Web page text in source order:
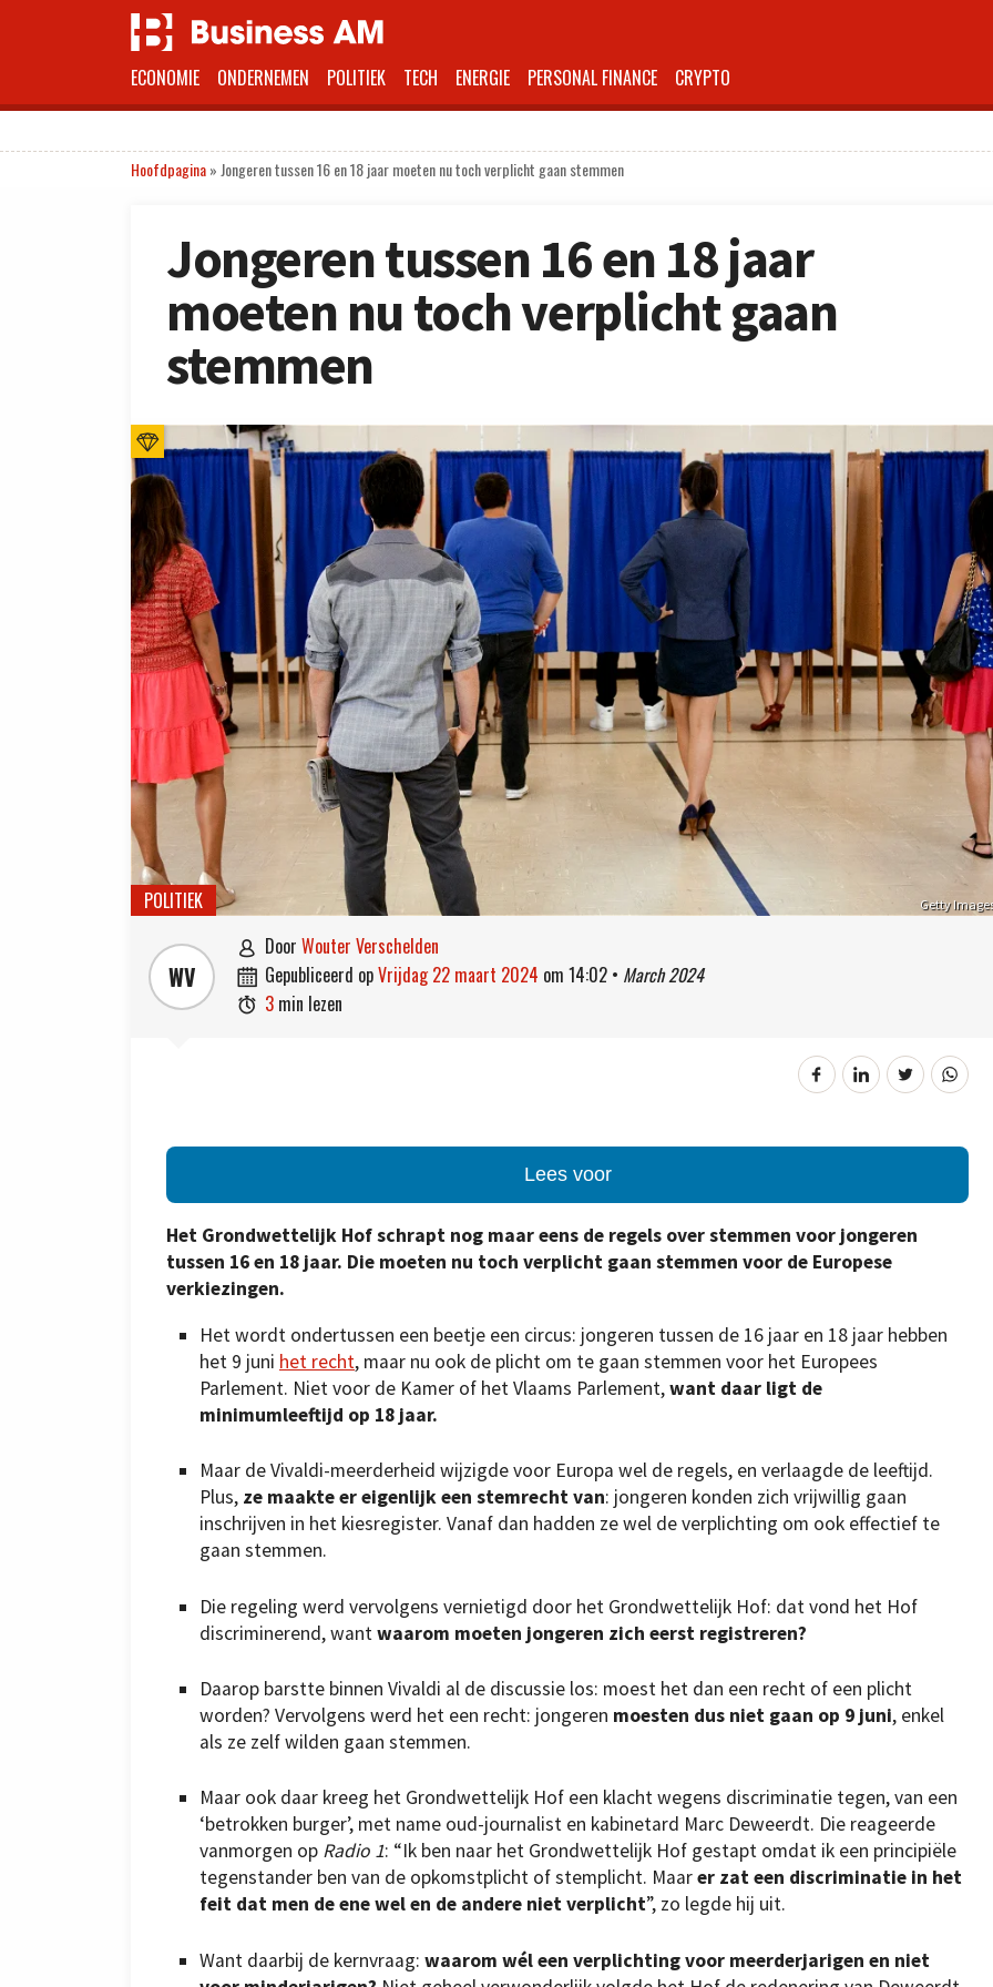
ECONOMIE ONDERNEMEN POLITIEK TECH ENERGIE PERSONAL FINANCE CRYPTO
Hoofdpagina» Jongeren tussen 16 en 18 jaar moeten nu toch verplicht gaan stemmen
Jongeren tussen 16 en 18 jaar
moeten nu toch verplicht gaan
stemmen
Getty
POLITIEK
WV
 door Wouter Verschelden
 gepubliceerd op vrijdag 22 maart 2024 om 14:02 • March 2024
 3 min lezen
Lees voor
Het Grondwettelijk Hof schrapt nog maar eens de regels over stemmen voor jongeren
tussen 16 en 18 jaar. Die moeten nu toch verplicht gaan stemmen voor de Europese
verkiezingen.
Het wordt ondertussen een beetje een circus: jongeren tussen de 16 jaar en 18 jaar hebben
het 9 juni het recht, maar nu ook de plicht om te gaan stemmen voor het Europees
Parlement. Niet voor de Kamer of het Vlaams Parlement,want daar ligt de
minimumleeftijd op 18 jaar.
Maar de Vivaldi-meerderheid wijzigde voor Europa wel de regels, en verlaagde de leeftijd.
Plus, ze maakte er eigenlijk een stemrecht van: jongeren konden zich vrijwillig gaan
inschrijven in het kiesregister. Vanaf dan hadden ze wel de verplichting om ook effectief te
gaan stemmen.
Die regeling werd vervolgens vernietigd door het Grondwettelijk Hof: dat vond het Hof
discriminerend, wantwaarom moeten jongeren zich eerst registreren?
Daarop barstte binnen Vivaldi al de discussie los: moest het dan een recht of een plicht
worden? Vervolgens werd het een recht: jongeren moesten dus niet gaan op 9 juni, enkel
als ze zelf wilden gaan stemmen.
Maar ook daar kreeg het Grondwettelijk Hof een klacht wegens discriminatie tegen, van een
‘betrokken burger’, met name oud-journalist en kabinetard Marc Deweerdt. Die reageerde
vanmorgen op Radio 1: “Ik ben naar het Grondwettelijk Hof gestapt omdat ik een principiële
tegenstander ben van de opkomstplicht of stemplicht. Maarer zat een discriminatie in het
feit dat men de ene wel en de andere niet verplicht”, zo legde hij uit.
Want daarbij de kernvraag: waarom wél een verplichting voor meerderjarigen en niet